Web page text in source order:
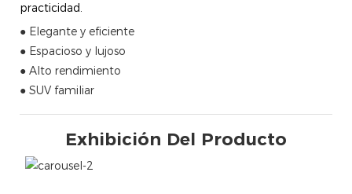
practicidad.
● Elegante y eficiente
● Espacioso y lujoso
● Alto rendimiento
● SUV familiar
Exhibición Del Producto